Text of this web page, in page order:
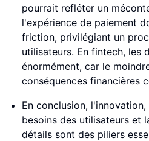
pourrait refléter un
l'expérience de paiement
friction, privilégiant un
utilisateurs. En fintech, les
énormément, car le
conséquences financières
En conclusion,
besoins des utilisateurs et
détails sont des piliers